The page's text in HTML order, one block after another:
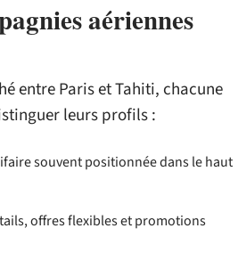
aériennes
entre Paris et Tahiti, chacune
leurs profils :
souvent positionnée dans le haut
offres flexibles et promotions